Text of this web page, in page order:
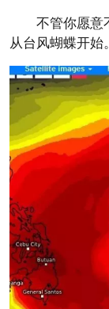
不管你愿意
从台风蝴蝶开始。